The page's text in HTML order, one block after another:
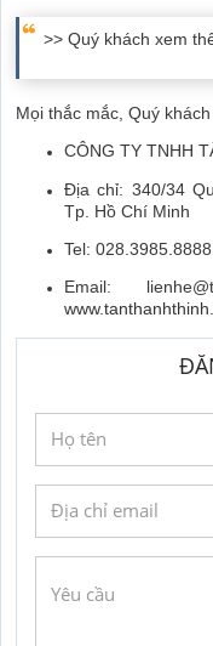
>> Quý khách xem
Mọi thắc mắc, Quý
CÔNG TY TNHH
Địa chỉ: 340/34
Tp. Hồ Chí Minh
Tel:
Email: